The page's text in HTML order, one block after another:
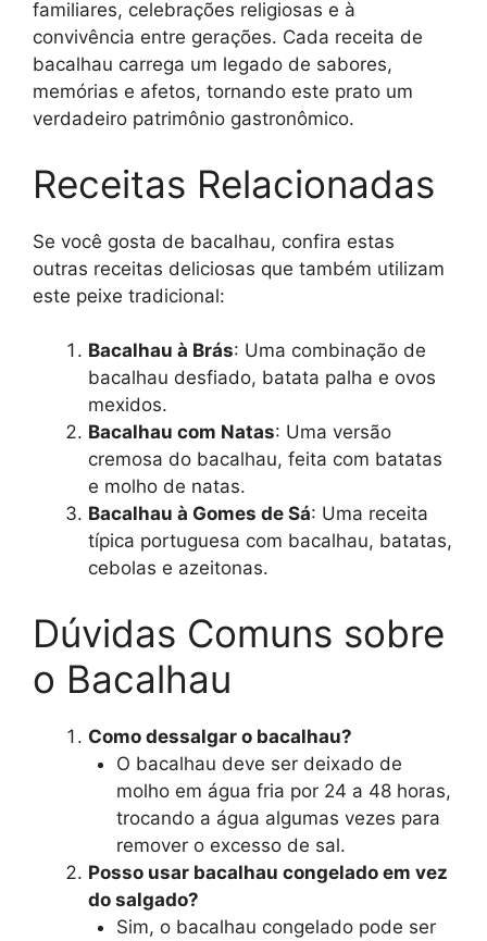
familiares, celebrações religiosas e à
convivência entre gerações. Cada receita de
bacalhau carrega um legado de sabores,
memórias e afetos, tornando este prato um
verdadeiro patrimônio gastronômico.
Receitas Relacionadas
Se você gosta de bacalhau, confira estas
outras receitas deliciosas que também utilizam
este peixe tradicional:
Bacalhau à Brás: Uma combinação de
bacalhau desfiado, batata palha e ovos
mexidos.
Bacalhau com Natas: Uma versão
cremosa do bacalhau, feita com batatas
e molho de natas.
Bacalhau à Gomes de Sá: Uma receita
típica portuguesa com bacalhau, batatas,
cebolas e azeitonas.
Dúvidas Comuns sobre
o Bacalhau
Como dessalgar o bacalhau?
O bacalhau deve ser deixado de
molho em água fria por 24 a 48 horas,
trocando a água algumas vezes para
remover o excesso de sal.
Posso usar bacalhau congelado em vez
do salgado?
Sim, o bacalhau congelado pode ser